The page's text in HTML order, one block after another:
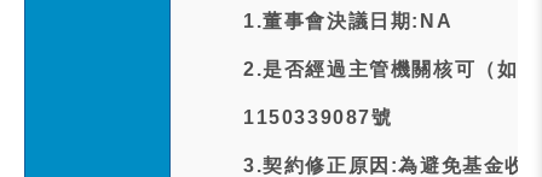
1.董事會決議日期:NA
2.是否經過主管機關核可（如
1150339087號
3.契約修正原因:為避免基金收